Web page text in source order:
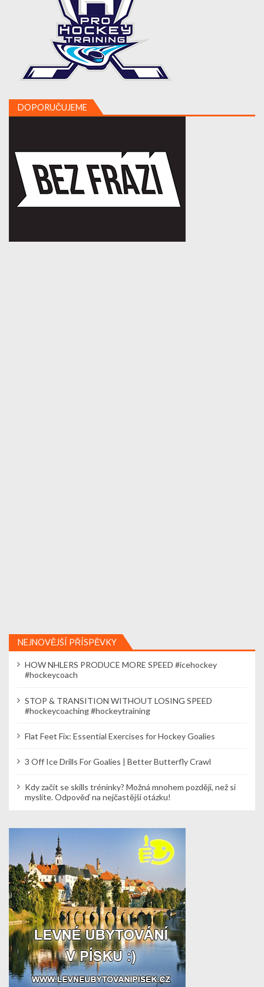
DOPORUČUJEME
NEJNOVĚJŠÍ PŘÍSPĚVKY
HOW NHLERS PRODUCE MORE SPEED #icehockey
#hockeycoach
STOP & TRANSITION WITHOUT LOSING SPEED
#hockeycoaching #hockeytraining
Flat Feet Fix: Essential Exercises for Hockey Goalies
3 Off Ice Drills For Goalies | Better Butterfly Crawl
Kdy začít se skills tréninky? Možná mnohem později, než si
myslíte. Odpověď na nejčastější otázku!